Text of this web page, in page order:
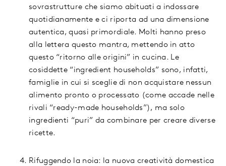
sovrastrutture che siamo abituati a indossare
quotidianamente e ci riporta ad una dimensione
autentica, quasi primordiale. Molti hanno preso
alla lettera questo mantra, mettendo in atto
questo “ritorno alle origini” in cucina. Le
cosiddette “ingredient households” sono, infatti,
famiglie in cui si sceglie di non acquistare nessun
alimento pronto o processato (come accade nelle
rivali “ready-made households”), ma solo
ingredienti “puri” da combinare per creare diverse
ricette.
Rifuggendo la noia: la nuova creatività domestica